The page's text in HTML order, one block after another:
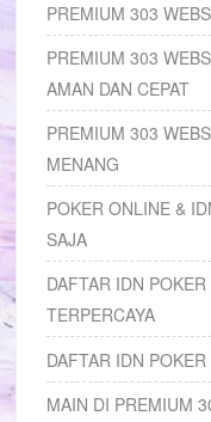
PREMIUM 303
PREMIUM 303
AMAN DAN CEPAT
PREMIUM 303
MENANG
POKER ONLINE &
SAJA
DAFTAR IDN
TERPERCAYA
DAFTAR IDN
MAIN DI PREMIUM